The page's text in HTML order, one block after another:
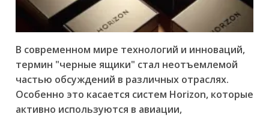
В современном мире технологий и инноваций,
термин "черные ящики" стал неотъемлемой
частью обсуждений в различных отраслях.
Особенно это касается систем Horizon, которые
активно используются в авиации,